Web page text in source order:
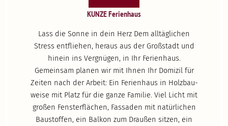
KUNZE Ferienhaus
Lass die Sonne in dein Herz Dem alltäg­lichen
Stress entfliehen, heraus aus der Großstadt und
hinein ins Vergnügen, in Ihr Ferienhaus.
Gemeinsam planen wir mit Ihnen Ihr Domizil für
Zeiten nach der Arbeit: Ein Ferienhaus in Holzbau­
weise mit Platz für die ganze Familie. Viel Licht mit
großen Fenster­flächen, Fassaden mit natür­lichen
Baustoffen, ein Balkon zum Draußen sitzen, ein